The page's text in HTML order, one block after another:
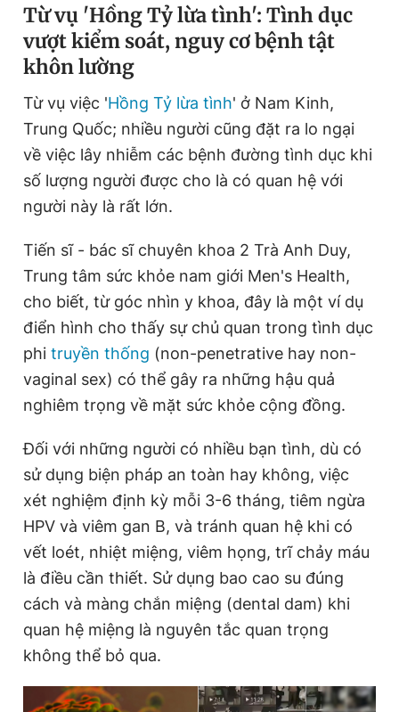
Tổng biên tập: Nguyễn Ngọc Toàn
Phó tổng biên tập thường trực: Hải Thành
Phó tổng biên tập: Lâm Hiếu Dũng
Phó tổng biên tập: Trần Việt Hưng
Tổng thư ký tòa soạn: Đức Trung
Giấy phép xuất bản số 110/GP - BTTTT cấp ngày 24.3.2020
© 2003-2026 Bản quyền thuộc về Báo Thanh Niên. Cấm sao
chép dưới mọi hình thức nếu không có sự chấp thuận bằng văn
bản. Phát triển bởi ePi Technologies, JSC.
Từ vụ 'Hồng Tỷ lừa tình': Tình dục
vượt kiểm soát, nguy cơ bệnh tật
khôn lường
Từ vụ việc 'Hồng Tỷ lừa tình' ở Nam Kinh,
Trung Quốc; nhiều người cũng đặt ra lo ngại
về việc lây nhiễm các bệnh đường tình dục khi
số lượng người được cho là có quan hệ với
người này là rất lớn.
Tiến sĩ - bác sĩ chuyên khoa 2 Trà Anh Duy,
Trung tâm sức khỏe nam giới Men's Health,
cho biết, từ góc nhìn y khoa, đây là một ví dụ
điển hình cho thấy sự chủ quan trong tình dục
phi truyền thống (non-penetrative hay non-
vaginal sex) có thể gây ra những hậu quả
nghiêm trọng về mặt sức khỏe cộng đồng.
Đối với những người có nhiều bạn tình, dù có
sử dụng biện pháp an toàn hay không, việc
xét nghiệm định kỳ mỗi 3-6 tháng, tiêm ngừa
HPV và viêm gan B, và tránh quan hệ khi có
vết loét, nhiệt miệng, viêm họng, trĩ chảy máu
là điều cần thiết. Sử dụng bao cao su đúng
cách và màng chắn miệng (dental dam) khi
quan hệ miệng là nguyên tắc quan trọng
không thể bỏ qua.